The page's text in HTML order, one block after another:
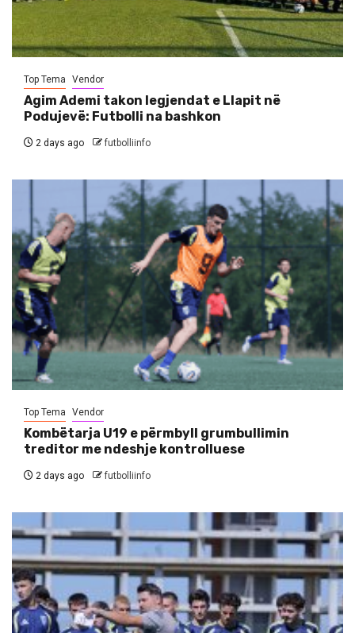
Top Tema Vendor
Agim Ademi takon legjendat e Llapit në
Podujevë: Futbolli na bashkon
2 days ago futbolliinfo
Top Tema Vendor
Kombëtarja U19 e përmbyll grumbullimin
treditor me ndeshje kontrolluese
2 days ago futbolliinfo